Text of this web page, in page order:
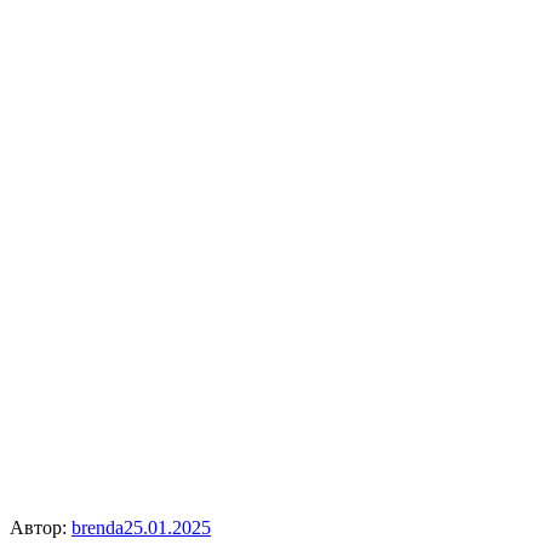
Автор: brenda25.01.2025